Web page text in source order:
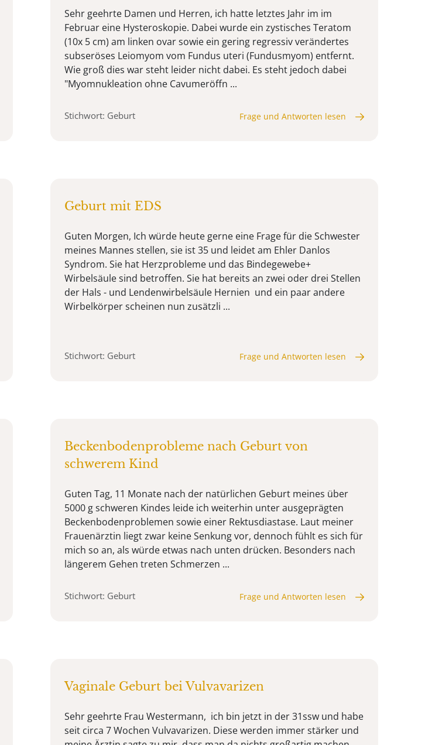
Sehr geehrte Damen und Herren, ich hatte letztes Jahr im im
Februar eine Hysteroskopie. Dabei wurde ein zystisches Teratom
(10x 5 cm) am linken ovar sowie ein gering regressiv verändertes
subseröses Leiomyom vom Fundus uteri (Fundusmyom) entfernt.
Wie groß dies war steht leider nicht dabei. Es steht jedoch dabei
"Myomnukleation ohne Cavumeröffn ...
Stichwort: Geburt Frage und Antworten lesen
Geburt mit EDS
Guten Morgen, Ich würde heute gerne eine Frage für die Schwester
meines Mannes stellen, sie ist 35 und leidet am Ehler Danlos
Syndrom. Sie hat Herzprobleme und das Bindegewebe+
Wirbelsäule sind betroffen. Sie hat bereits an zwei oder drei Stellen
der Hals - und Lendenwirbelsäule Hernien und ein paar andere
Wirbelkörper scheinen nun zusätzli ...
Stichwort: Geburt Frage und Antworten lesen
Beckenbodenprobleme nach Geburt von
schwerem Kind
Guten Tag, 11 Monate nach der natürlichen Geburt meines über
5000 g schweren Kindes leide ich weiterhin unter ausgeprägten
Beckenbodenproblemen sowie einer Rektusdiastase. Laut meiner
Frauenärztin liegt zwar keine Senkung vor, dennoch fühlt es sich für
mich so an, als würde etwas nach unten drücken. Besonders nach
längerem Gehen treten Schmerzen ...
Stichwort: Geburt Frage und Antworten lesen
Vaginale Geburt bei Vulvavarizen
Sehr geehrte Frau Westermann, ich bin jetzt in der 31ssw und habe
seit circa 7 Wochen Vulvavarizen. Diese werden immer stärker und